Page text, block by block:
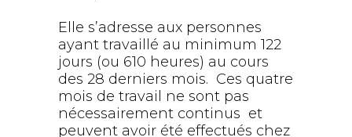
Elle s’adresse aux personnes
ayant travaillé au minimum 122
jours (ou 610 heures) au cours
des 28 derniers mois. Ces quatre
mois de travail ne sont pas
nécessairement continus et
peuvent avoir été effectués chez